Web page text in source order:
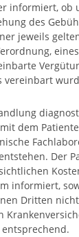
informiert, ob
des
jeweils
dem
Der
informiert,
Dritten